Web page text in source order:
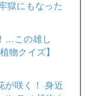
獄にもなった
…この雄し
物クイズ】
が咲く！ 身近